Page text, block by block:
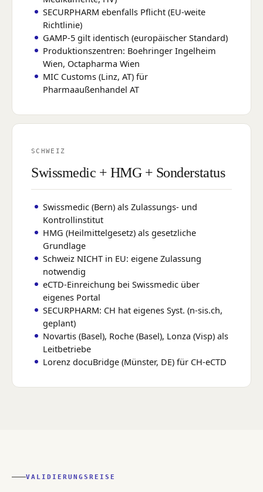
SECURPHARM ebenfalls Pflicht (EU-weite
Richtlinie)
GAMP-5 gilt identisch (europäischer Standard)
Produktionszentren: Boehringer Ingelheim
Wien, Octapharma Wien
MIC Customs (Linz, AT) für
Pharmaaußenhandel AT
SCHWEIZ
Swissmedic + HMG + Sonderstatus
Swissmedic (Bern) als Zulassungs- und
Kontrollinstitut
HMG (Heilmittelgesetz) als gesetzliche
Grundlage
Schweiz NICHT in EU: eigene Zulassung
notwendig
eCTD-Einreichung bei Swissmedic über
eigenes Portal
SECURPHARM: CH hat eigenes Syst. (n-sis.ch,
geplant)
Novartis (Basel), Roche (Basel), Lonza (Visp) als
Leitbetriebe
Lorenz docuBridge (Münster, DE) für CH-eCTD
VALIDIERUNGSREISE